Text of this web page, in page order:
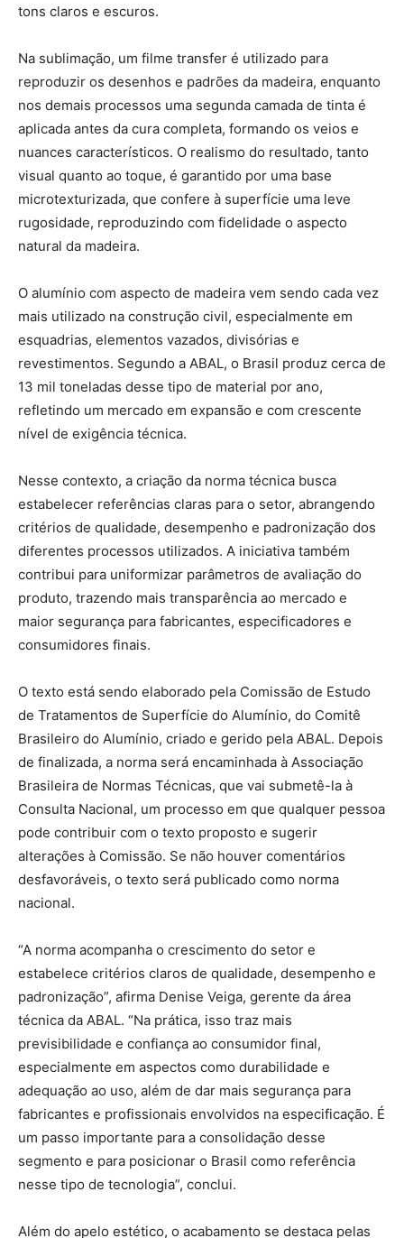
tons claros e escuros.
Na sublimação, um filme transfer é utilizado para
reproduzir os desenhos e padrões da madeira, enquanto
nos demais processos uma segunda camada de tinta é
aplicada antes da cura completa, formando os veios e
nuances característicos. O realismo do resultado, tanto
visual quanto ao toque, é garantido por uma base
microtexturizada, que confere à superfície uma leve
rugosidade, reproduzindo com fidelidade o aspecto
natural da madeira.
O alumínio com aspecto de madeira vem sendo cada vez
mais utilizado na construção civil, especialmente em
esquadrias, elementos vazados, divisórias e
revestimentos. Segundo a ABAL, o Brasil produz cerca de
13 mil toneladas desse tipo de material por ano,
refletindo um mercado em expansão e com crescente
nível de exigência técnica.
Nesse contexto, a criação da norma técnica busca
estabelecer referências claras para o setor, abrangendo
critérios de qualidade, desempenho e padronização dos
diferentes processos utilizados. A iniciativa também
contribui para uniformizar parâmetros de avaliação do
produto, trazendo mais transparência ao mercado e
maior segurança para fabricantes, especificadores e
consumidores finais.
O texto está sendo elaborado pela Comissão de Estudo
de Tratamentos de Superfície do Alumínio, do Comitê
Brasileiro do Alumínio, criado e gerido pela ABAL. Depois
de finalizada, a norma será encaminhada à Associação
Brasileira de Normas Técnicas, que vai submetê-la à
Consulta Nacional, um processo em que qualquer pessoa
pode contribuir com o texto proposto e sugerir
alterações à Comissão. Se não houver comentários
desfavoráveis, o texto será publicado como norma
nacional.
“A norma acompanha o crescimento do setor e
estabelece critérios claros de qualidade, desempenho e
padronização”, afirma Denise Veiga, gerente da área
técnica da ABAL. “Na prática, isso traz mais
previsibilidade e confiança ao consumidor final,
especialmente em aspectos como durabilidade e
adequação ao uso, além de dar mais segurança para
fabricantes e profissionais envolvidos na especificação. É
um passo importante para a consolidação desse
segmento e para posicionar o Brasil como referência
nesse tipo de tecnologia”, conclui.
Além do apelo estético, o acabamento se destaca pelas